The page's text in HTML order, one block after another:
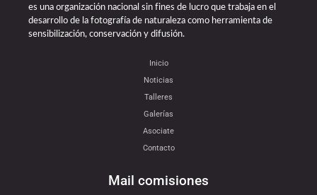
es una organización nacional sin fines de lucro que trabaja en el
desarrollo de la fotografía de naturaleza como herramienta de
sensibilización, conservación y difusión.
Inicio
Noticias
Talleres
Galerías
Asociate
Contacto
Mail comisiones